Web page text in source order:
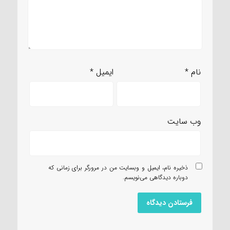
نام* ایمیل*
وب‌ سایت
ذخیره نام، ایمیل و وبسایت من در مرورگر برای زمانی که
دوباره دیدگاهی می‌نویسم.